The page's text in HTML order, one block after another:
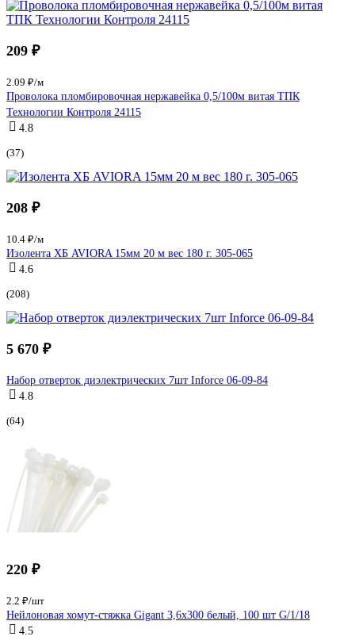
209 ₽
2.09 ₽/м
Проволока пломбировочная нержавейка 0,5/100м витая ТПК
Технологии Контроля 24115
4.8
(37)
208 ₽
10.4 ₽/м
Изолента ХБ AVIORA 15мм 20 м вес 180 г. 305-065
4.6
(208)
5 670 ₽
Набор отверток диэлектрических 7шт Inforce 06-09-84
4.8
(64)
220 ₽
2.2 ₽/шт
Нейлоновая хомут-стяжка Gigant 3,6х300 белый, 100 шт G/1/18
4.5